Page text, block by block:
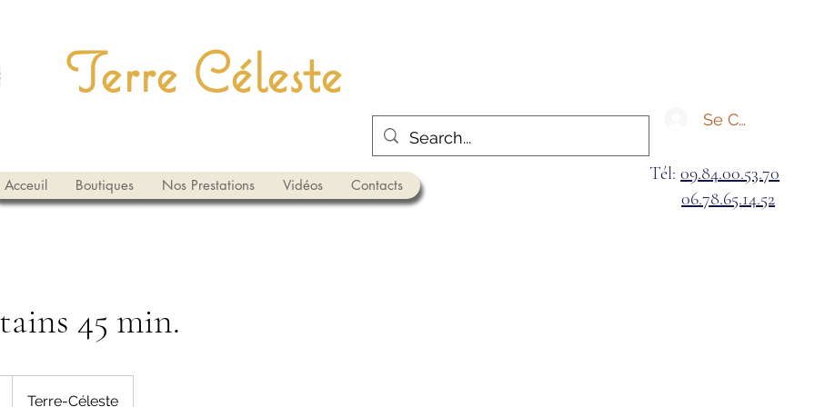
Terre Céleste
Se Connecter
Acceuil Boutiques Nos Prestations Vidéos Contacts
Tél: 09.84.00.53.70
06.78.65.14.52
45 min.
Terre-Céleste